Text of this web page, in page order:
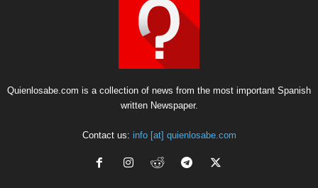
Quienlosabe.com is a collection of news from the most important Spanish
written Newspaper.
Contact us: info [at] quienlosabe.com